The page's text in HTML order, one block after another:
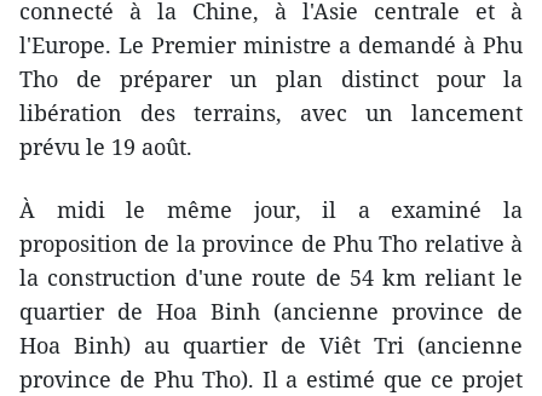
connecté à la Chine, à l'Asie centrale et à
l'Europe. Le Premier ministre a demandé à Phu
Tho de préparer un plan distinct pour la
libération des terrains, avec un lancement
prévu le 19 août.
À midi le même jour, il a examiné la
proposition de la province de Phu Tho relative à
la construction d'une route de 54 km reliant le
quartier de Hoa Binh (ancienne province de
Hoa Binh) au quartier de Viêt Tri (ancienne
province de Phu Tho). Il a estimé que ce projet